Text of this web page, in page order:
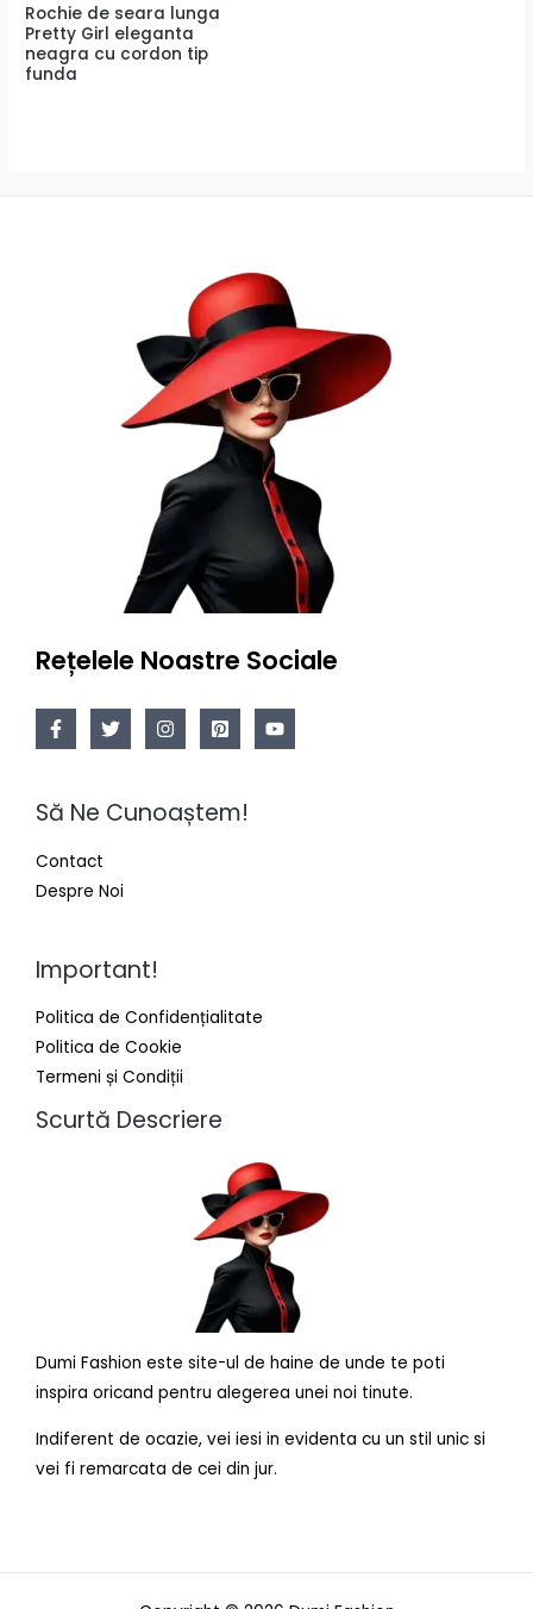
Rochie de seara lunga
Pretty Girl eleganta
neagra cu cordon tip
funda
Rețelele Noastre Sociale
Să Ne Cunoaștem!
Contact
Despre Noi
Important!
Politica de Confidențialitate
Politica de Cookie
Termeni și Condiții
Scurtă Descriere
Dumi Fashion este site-ul de haine de unde te poti
inspira oricand pentru alegerea unei noi tinute.
Indiferent de ocazie, vei iesi in evidenta cu un stil unic si
vei fi remarcata de cei din jur.